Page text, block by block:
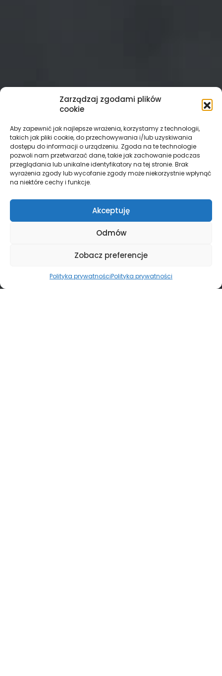
Zarządzaj zgodami plików
cookie
Aby zapewnić jak najlepsze wrażenia, korzystamy z technologii,
takich jak pliki cookie, do przechowywania i/lub uzyskiwania
dostępu do informacji o urządzeniu. Zgoda na te technologie
pozwoli nam przetwarzać dane, takie jak zachowanie podczas
przeglądania lub unikalne identyfikatory na tej stronie. Brak
wyrażenia zgody lub wycofanie zgody może niekorzystnie wpłynąć
na niektóre cechy i funkcje.
Akceptuję
Odmów
Zobacz preferencje
Polityka prywatnościPolityka prywatności